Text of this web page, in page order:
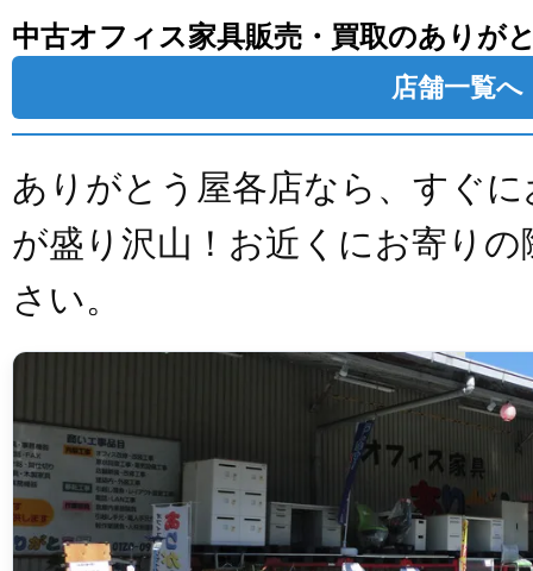
中古オフィス家具販売・買取のありが
店舗一覧へ
ありがとう屋各店なら、すぐ
が盛り沢山！お近くにお寄り
さい。